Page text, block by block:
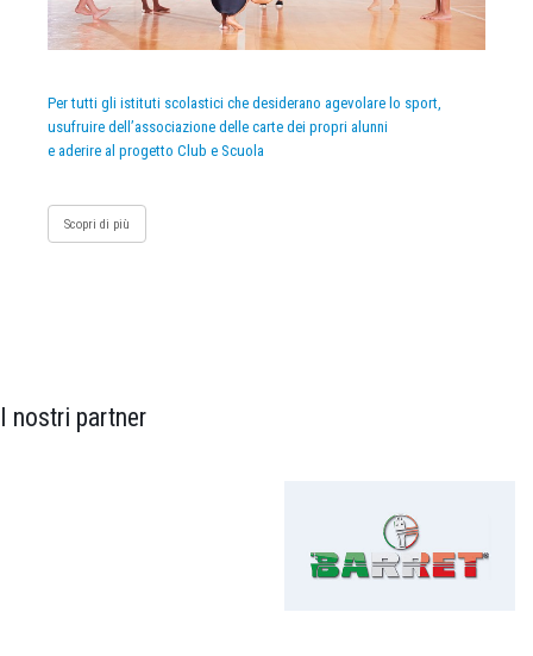
Per tutti gli istituti scolastici che desiderano agevolare lo sport,
usufruire dell’associazione delle carte dei propri alunni
e aderire al progetto Club e Scuola
Scopri di più
I nostri partner